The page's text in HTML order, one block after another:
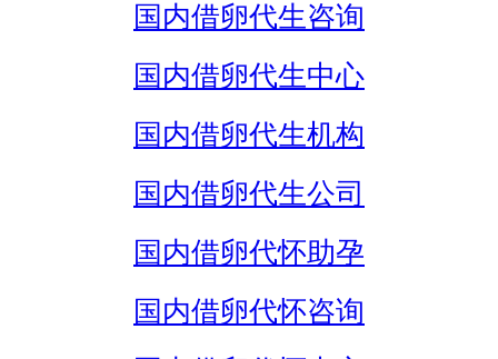
国内借卵代生咨询
国内借卵代生中心
国内借卵代生机构
国内借卵代生公司
国内借卵代怀助孕
国内借卵代怀咨询